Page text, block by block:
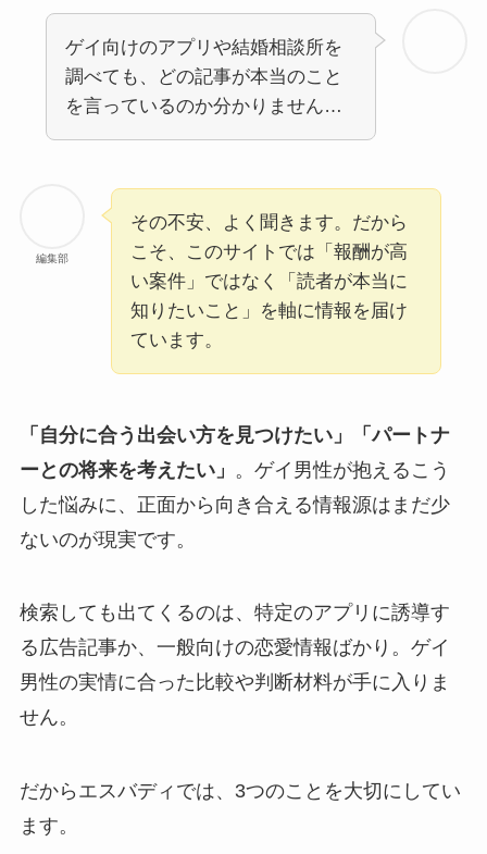
ゲイ向けのアプリや結婚相談所を
調べても、どの記事が本当のこと
を言っているのか分かりません…
編集部
その不安、よく聞きます。だから
こそ、このサイトでは「報酬が高
い案件」ではなく「読者が本当に
知りたいこと」を軸に情報を届け
ています。
「自分に合う出会い方を見つけたい」「パートナ
ーとの将来を考えたい」 。ゲイ男性が抱えるこう
した悩みに、正面から向き合える情報源はまだ少
ないのが現実です。
検索しても出てくるのは、特定のアプリに誘導す
る広告記事か、一般向けの恋愛情報ばかり。ゲイ
男性の実情に合った比較や判断材料が手に入りま
せん。
だからエスバディでは、3つのことを大切にしてい
ます。